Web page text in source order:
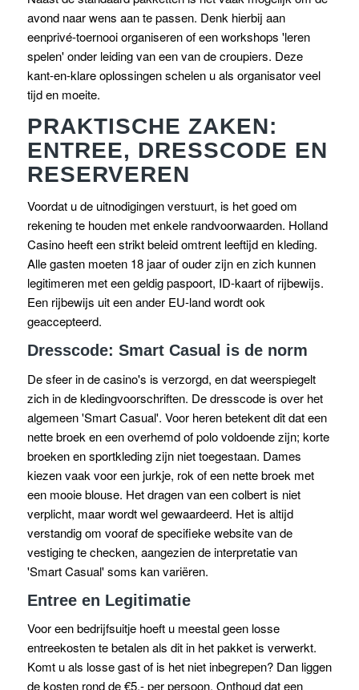
avond naar wens aan te passen. Denk hierbij aan
eenprivé-toernooi organiseren of een workshops 'leren
spelen' onder leiding van een van de croupiers. Deze
kant-en-klare oplossingen schelen u als organisator veel
tijd en moeite.
PRAKTISCHE ZAKEN:
ENTREE, DRESSCODE EN
RESERVEREN
Voordat u de uitnodigingen verstuurt, is het goed om
rekening te houden met enkele randvoorwaarden. Holland
Casino heeft een strikt beleid omtrent leeftijd en kleding.
Alle gasten moeten 18 jaar of ouder zijn en zich kunnen
legitimeren met een geldig paspoort, ID-kaart of rijbewijs.
Een rijbewijs uit een ander EU-land wordt ook
geaccepteerd.
Dresscode: Smart Casual is de norm
De sfeer in de casino's is verzorgd, en dat weerspiegelt
zich in de kledingvoorschriften. De dresscode is over het
algemeen 'Smart Casual'. Voor heren betekent dit dat een
nette broek en een overhemd of polo voldoende zijn; korte
broeken en sportkleding zijn niet toegestaan. Dames
kiezen vaak voor een jurkje, rok of een nette broek met
een mooie blouse. Het dragen van een colbert is niet
verplicht, maar wordt wel gewaardeerd. Het is altijd
verstandig om vooraf de specifieke website van de
vestiging te checken, aangezien de interpretatie van
'Smart Casual' soms kan variëren.
Entree en Legitimatie
Voor een bedrijfsuitje hoeft u meestal geen losse
entreekosten te betalen als dit in het pakket is verwerkt.
Komt u als losse gast of is het niet inbegrepen? Dan liggen
de kosten rond de €5,- per persoon. Onthoud dat een